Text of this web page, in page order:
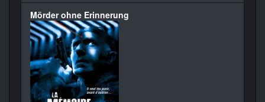
Mörder ohne Erinnerung